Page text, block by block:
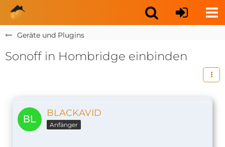
Geräte und Plugins
Sonoff in Hombridge einbinden
BLACKAVID
Anfänger